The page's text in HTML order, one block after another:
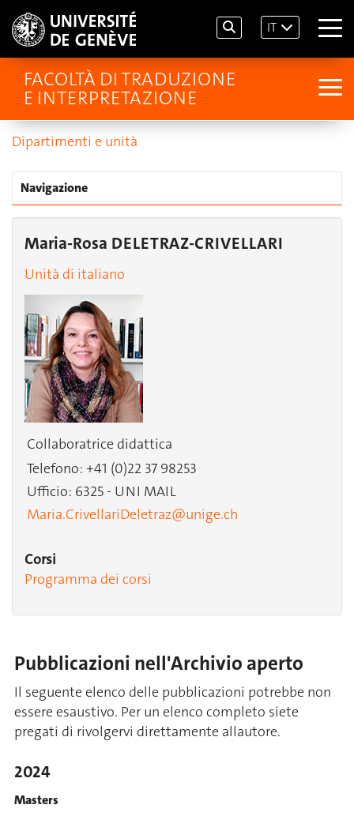
IT
FACOLTÀ DI TRADUZIONE
E INTERPRETAZIONE
Dipartimenti e unità
Navigazione